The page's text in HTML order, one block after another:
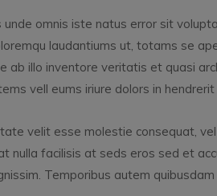
unde omnis iste natus error sit
laudantiums ut, totams se
ab illo inventore veritatis et quasi
vell eums iriure dolors in hendrerit
velit esse molestie consequat, vel
nulla facilisis at seds eros sed et
Temporibus autem